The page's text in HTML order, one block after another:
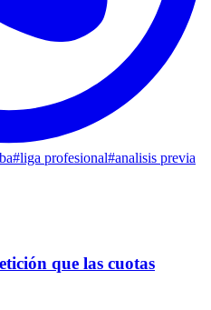
#liga profesional#analisis previa
que las cuotas